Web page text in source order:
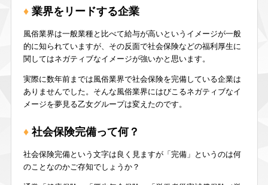
業界をリードする企業
風俗業界は一般業種と比べて給与が高いというイメージが一般
的に知られていますが、その反面で社会保険などの福利厚生に
関してはネガティブなイメージが強いかと思います。
実際に数年前までは風俗業界で社会保険を完備している企業は
ありませんでした。そんな風俗業界にはびこるネガティブなイ
メージを夢見る乙女グループは変えたのです。
社会保険完備って何？
社会保険完備という文字は良く見ますが「完備」というのは何
のことなのかご存知でしょうか？